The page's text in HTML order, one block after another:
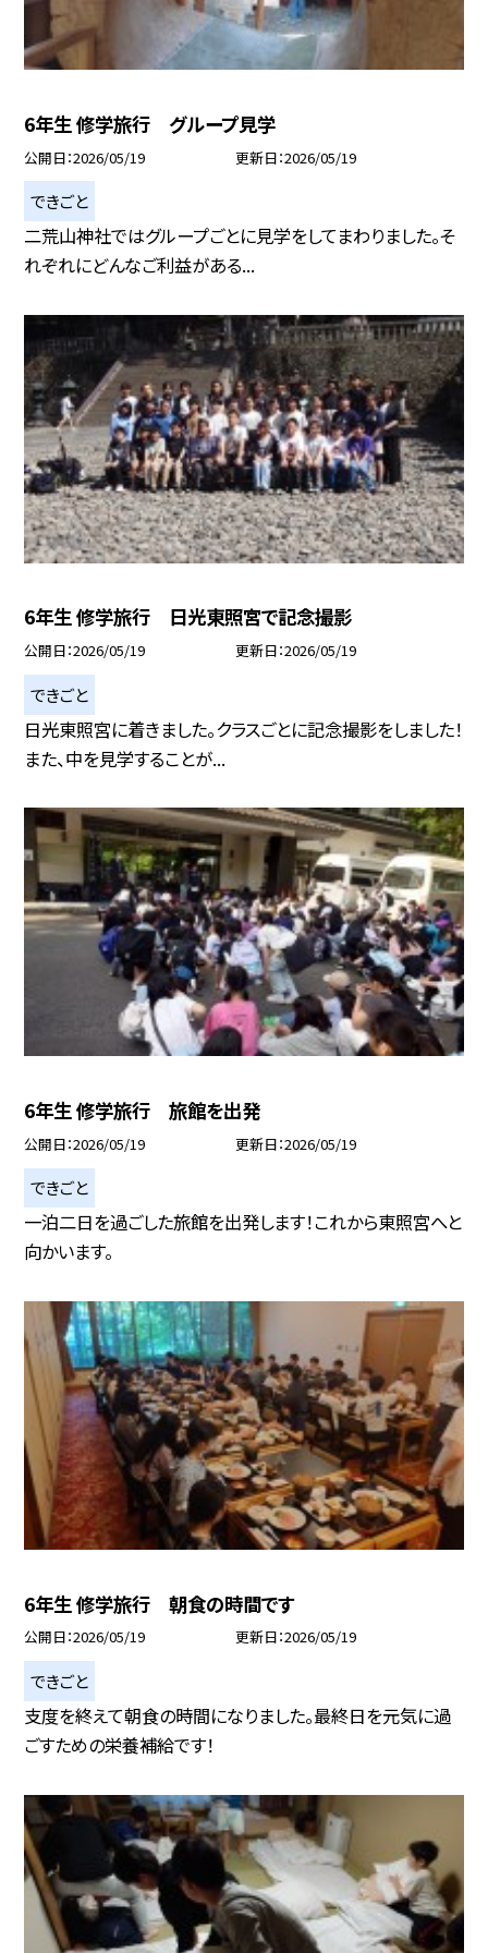
6年生 修学旅行 グループ見学
公開日 2026/05/19 更新日 2026/05/19
できごと
二荒山神社ではグループごとに見学をしてまわりました。そ
れぞれにどんなご利益がある...
6年生 修学旅行 日光東照宮で記念撮影
公開日 2026/05/19 更新日 2026/05/19
できごと
日光東照宮に着きました。クラスごとに記念撮影をしました！
また、中を見学することが...
6年生 修学旅行 旅館を出発
公開日 2026/05/19 更新日 2026/05/19
できごと
一泊二日を過ごした旅館を出発します！これから東照宮へと
向かいます。
6年生 修学旅行 朝食の時間です
公開日 2026/05/19 更新日 2026/05/19
できごと
支度を終えて朝食の時間になりました。最終日を元気に過
ごすための栄養補給です！